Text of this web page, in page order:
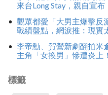
來台Long Stay，親自宣
觀眾都愛「大男主爆擊反
戰績盤點，網淚推：現實
李帝勳、賀營新劇翻拍米
主角「女換男」慘遭炎上
標籤